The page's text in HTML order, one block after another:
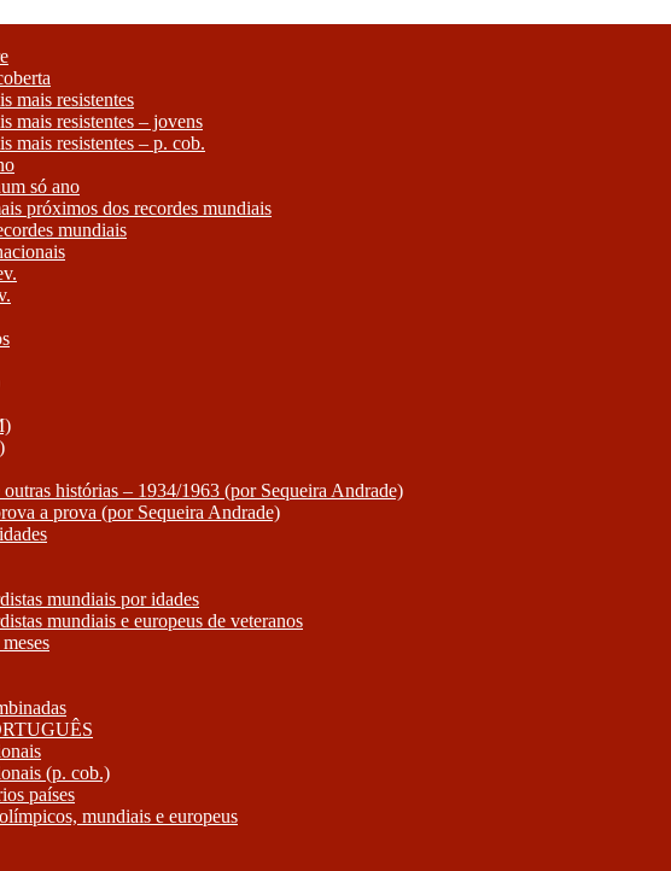
mais resistentes
mais resistentes – jovens
mais resistentes – p. cob.
só ano
próximos dos recordes mundiais
mundiais
histórias – 1934/1963 (por Sequeira Andrade)
a prova (por Sequeira Andrade)
mundiais por idades
mundiais e europeus de veteranos
(p. cob.)
países
mundiais e europeus